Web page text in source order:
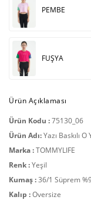
PEMBE
FUŞYA
Ürün Açıklaması
Ürün Kodu :75130_06
Ürün Adı:Yazı Baskılı
Marka :TOMMYLIFE
Renk :Yeşil
Kumaş :36/1 Süprem
Kalıp :Oversize